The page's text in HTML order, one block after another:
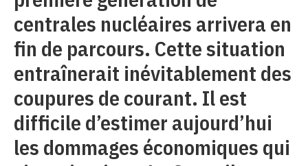
centrales nucléaires arrivera en
fin de parcours. Cette situation
entraînerait inévitablement des
coupures de courant. Il est
difficile d’estimer aujourd’hui
les dommages économiques qui